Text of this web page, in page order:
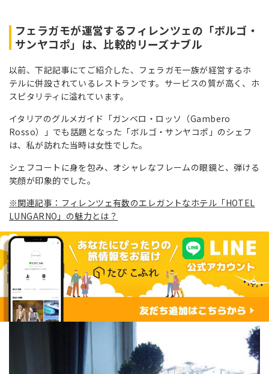
フェラガモが運営するフィレンツェの「ボルゴ・
サンヤコポ」は、比較的リーズナブル
以前、下記記事にてご紹介した、フェラガモ一族が経営するホ
テルに併設されているレストランです。サービスの質が高く、ホ
スピタリティに溢れています。
イタリアのグルメガイド「ガンベロ・ロッソ（Gambero
Rosso）」でも話題となった「ボルゴ・サンヤコポ」のシェフ
は、私が訪れた当時は女性でした。
シェフコートに身を包み、オシャレなフレームの眼鏡と、弾ける
笑顔が印象的でした。
※関連記事：フィレンツェ有数のエレガントなホテル「HOTEL
LUNGARNO」の魅力とは？